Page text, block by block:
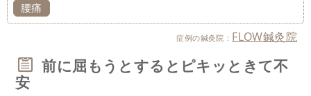
腰痛
症例の鍼灸院： FLOW鍼灸院
前に屈もうとするとピキッときて不
安